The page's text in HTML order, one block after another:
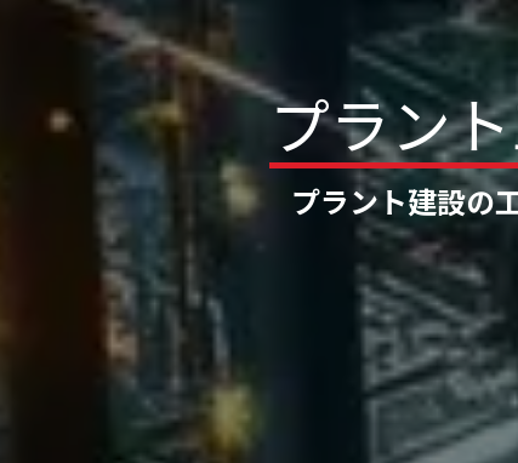
プラント
プラント建設の